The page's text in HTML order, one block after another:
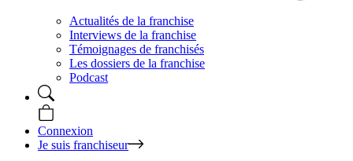
Actualités de la franchise
Interviews de la franchise
Témoignages de franchisés
Les dossiers de la franchise
Podcast
Connexion
Je suis franchiseur